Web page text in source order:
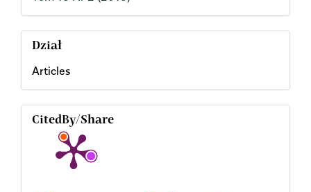
Dział
Articles
CitedBy/Share